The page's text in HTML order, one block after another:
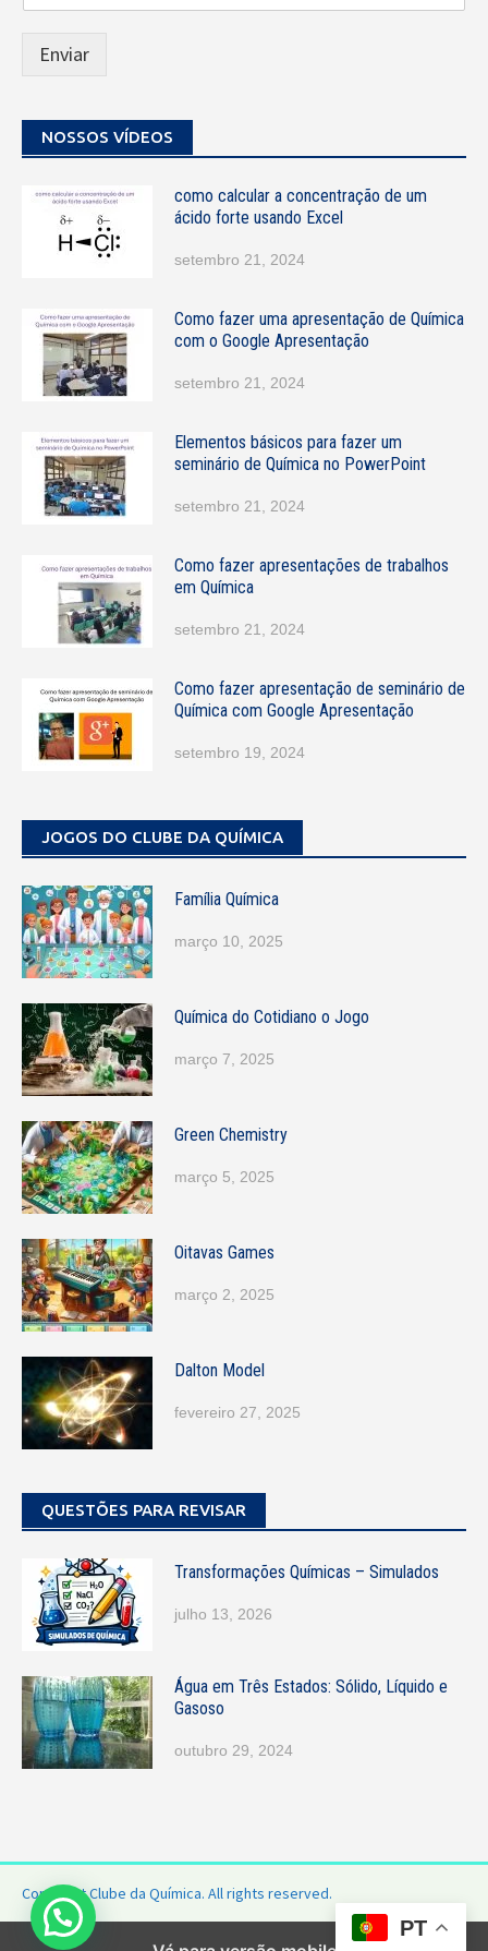
m
Enviar
NOSSOS VÍDEOS
como calcular a concentração de um
ácido forte usando Excel
setembro 21, 2024
Como fazer uma apresentação de Química
com o Google Apresentação
setembro 21, 2024
Elementos básicos para fazer um
seminário de Química no PowerPoint
setembro 21, 2024
Como fazer apresentações de trabalhos
em Química
setembro 21, 2024
Como fazer apresentação de seminário de
Química com Google Apresentação
setembro 19, 2024
JOGOS DO CLUBE DA QUÍMICA
Família Química
março 10, 2025
Química do Cotidiano o Jogo
março 7, 2025
Green Chemistry
março 5, 2025
Oitavas Games
março 2, 2025
Dalton Model
fevereiro 27, 2025
QUESTÕES PARA REVISAR
Transformações Químicas – Simulados
julho 13, 2026
Água em Três Estados: Sólido, Líquido e
Gasoso
outubro 29, 2024
Copyright Clube da Química. All rights reserved.
PT